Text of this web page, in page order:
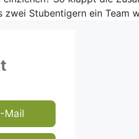
zwei Stubentigern ein Team
Mail